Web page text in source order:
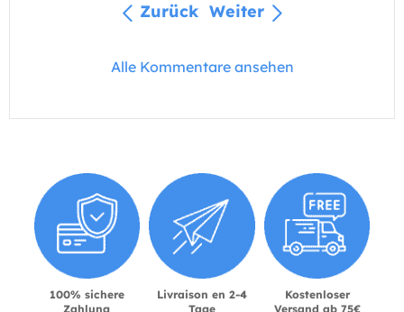
Zurück Weiter
Alle Kommentare ansehen
100% sichere
Zahlung
Livraison en 2-4
Tage
Kostenloser
Versand ab 75€